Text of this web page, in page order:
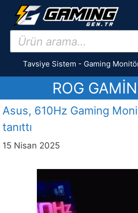
İçeriğe
Products
search
Tavsiye Sistem - Gaming
ROG
Asus, 610Hz Gaming
tanıttı
15 Nisan 2025